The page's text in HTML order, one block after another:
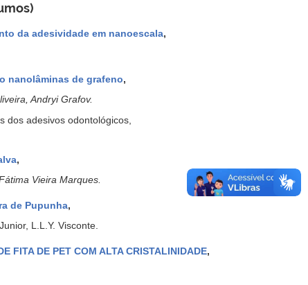
da adesividade em nanoescala,
nanolâminas de grafeno,
Andryi Grafov.
dos adesivos odontológicos,
,
Vieira Marques.
de Pupunha,
L.L.Y. Visconte.
FITA DE PET COM ALTA CRISTALINIDADE,